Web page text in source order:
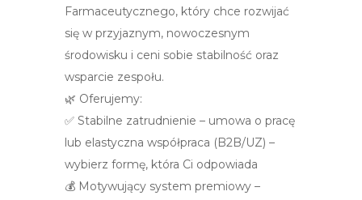
Farmaceutycznego, który chce rozwijać
się w przyjaznym, nowoczesnym
środowisku i ceni sobie stabilność oraz
wsparcie zespołu.
🌿 Oferujemy:
✅ Stabilne zatrudnienie – umowa o pracę
lub elastyczna współpraca (B2B/UZ) –
wybierz formę, która Ci odpowiada
💰 Motywujący system premiowy –